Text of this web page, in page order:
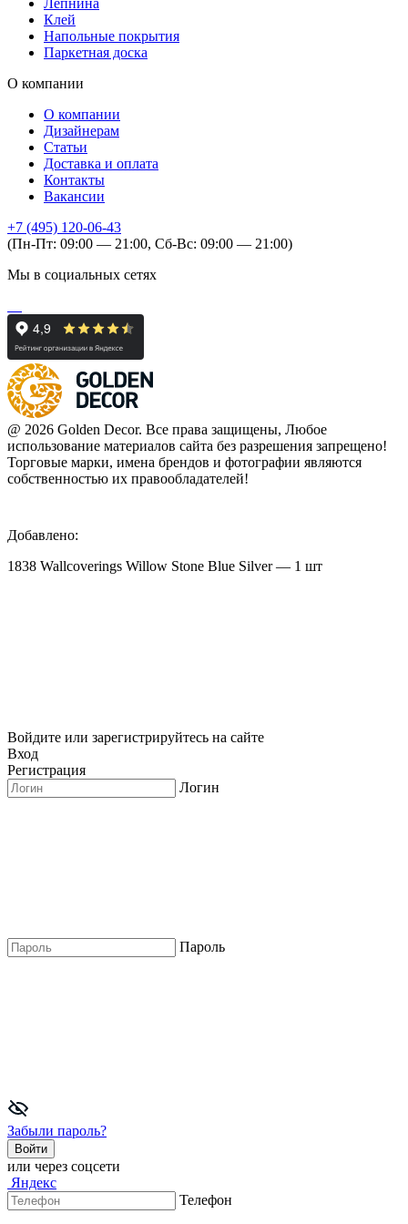
Лепнина
Клей
Напольные покрытия
Паркетная доска
О компании
О компании
Дизайнерам
Статьи
Доставка и оплата
Контакты
Вакансии
+7 (495) 120-06-43
(Пн-Пт: 09:00 — 21:00, Сб-Вс: 09:00 — 21:00)
Мы в социальных сетях
@ 2026 Golden Decor. Все права защищены, Любое
использование материалов сайта без разрешения запрещено!
Торговые марки, имена брендов и фотографии являются
собственностью их правообладателей!
Добавлено:
1838 Wallcoverings Willow Stone Blue Silver — 1 шт
Войдите или зарегистрируйтесь на сайте
Вход
Регистрация
Логин
Пароль
Забыли пароль?
Войти
или через соцсети
Яндекс
Телефон